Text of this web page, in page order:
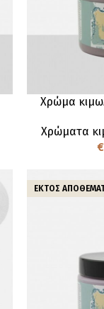
Χρώμα
Χρώματα
€
ΕΚΤΌΣ